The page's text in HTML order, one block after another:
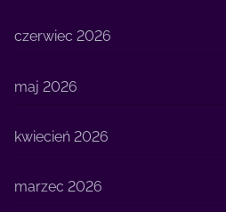
czerwiec 2026
maj 2026
kwiecień 2026
marzec 2026